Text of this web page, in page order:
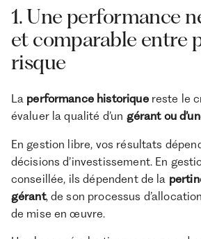
1. Une performance
et comparable entre
risque
La performance historiquereste le
évaluer la qualité d’un gérant ou
En gestion libre, vos résultats
décisions d’investissement. En
conseillée, ils dépendent de la
gérant, de son processus
de mise en œuvre.